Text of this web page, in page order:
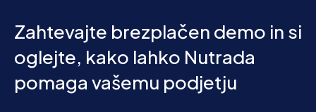
Zahtevajte brezplačen demo in si
oglejte, kako lahko Nutrada
pomaga vašemu podjetju